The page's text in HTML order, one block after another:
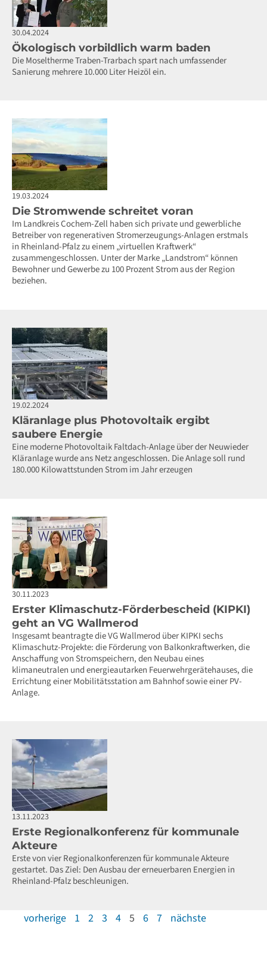
30.04.2024
Ökologisch vorbildlich warm baden
Die Moseltherme Traben-Trarbach spart nach umfassender
Sanierung mehrere 10.000 Liter Heizöl ein.
19.03.2024
Die Stromwende schreitet voran
Im Landkreis Cochem-Zell haben sich private und gewerbliche
Betreiber von regenerativen Stromerzeugungs-Anlagen erstmals
in Rheinland-Pfalz zu einem „virtuellen Kraftwerk“
zusammengeschlossen. Unter der Marke „Landstrom“ können
Bewohner und Gewerbe zu 100 Prozent Strom aus der Region
beziehen.
19.02.2024
Kläranlage plus Photovoltaik ergibt
saubere Energie
Eine moderne Photovoltaik Faltdach-Anlage über der Neuwieder
Kläranlage wurde ans Netz angeschlossen. Die Anlage soll rund
180.000 Kilowattstunden Strom im Jahr erzeugen
30.11.2023
Erster Klimaschutz-Förderbescheid (KIPKI)
geht an VG Wallmerod
Insgesamt beantragte die VG Wallmerod über KIPKI sechs
Klimaschutz-Projekte: die Förderung von Balkonkraftwerken, die
Anschaffung von Stromspeichern, den Neubau eines
klimaneutralen und energieautarken Feuerwehrgerätehauses, die
Errichtung einer Mobilitätsstation am Bahnhof sowie einer PV-
Anlage.
13.11.2023
Erste Regionalkonferenz für kommunale
Akteure
Erste von vier Regionalkonferenzen für kommunale Akteure
gestartet. Das Ziel: Den Ausbau der erneuerbaren Energien in
Rheinland-Pfalz beschleunigen.
vorherige 1 2 3 4 5 6 7 nächste